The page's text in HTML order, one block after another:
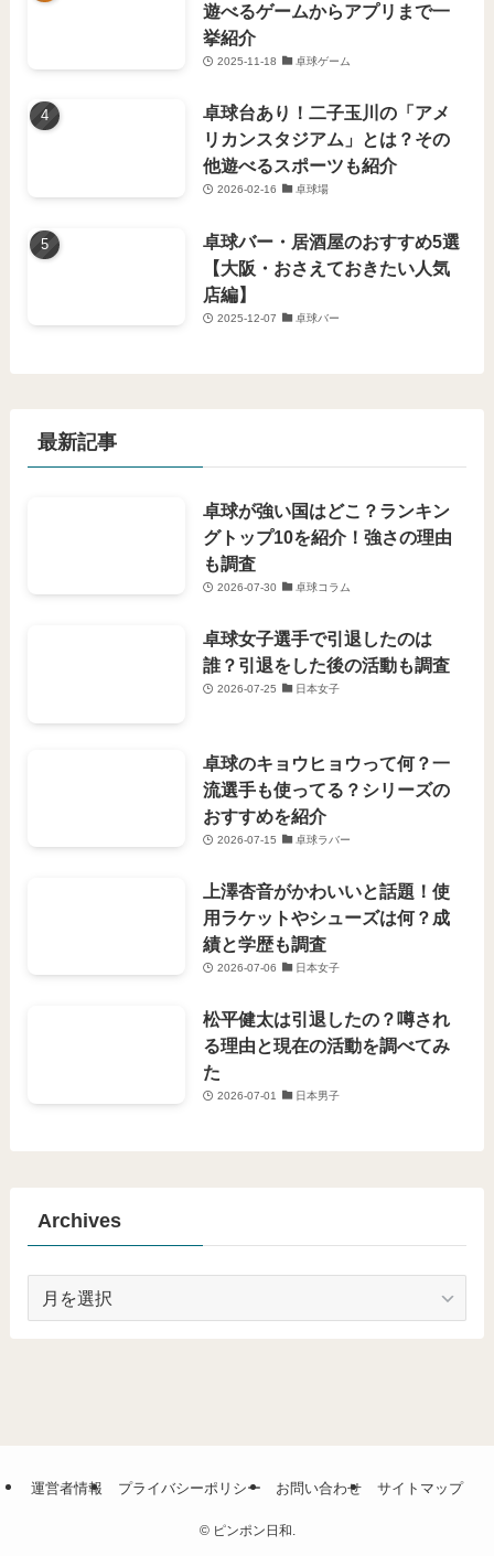
遊べるゲームからアプリまで一
挙紹介
2025-11-18 卓球ゲーム
卓球台あり！二子玉川の「アメ
リカンスタジアム」とは？その
他遊べるスポーツも紹介
2026-02-16 卓球場
卓球バー・居酒屋のおすすめ5選
【大阪・おさえておきたい人気
店編】
2025-12-07 卓球バー
最新記事
卓球が強い国はどこ？ランキン
グトップ10を紹介！強さの理由
も調査
2026-07-30 卓球コラム
卓球女子選手で引退したのは
誰？引退をした後の活動も調査
2026-07-25 日本女子
卓球のキョウヒョウって何？一
流選手も使ってる？シリーズの
おすすめを紹介
2026-07-15 卓球ラバー
上澤杏音がかわいいと話題！使
用ラケットやシューズは何？成
績と学歴も調査
2026-07-06 日本女子
松平健太は引退したの？噂され
る理由と現在の活動を調べてみ
た
2026-07-01 日本男子
Archives
Archives
運営者情報 プライバシーポリシー お問い合わせ サイトマップ
©ピンポン日和.